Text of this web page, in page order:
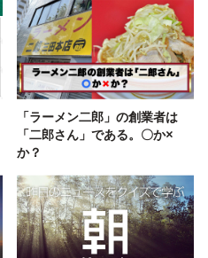
「ラーメン二郎」の創業者は
「二郎さん」である。〇か×
か？